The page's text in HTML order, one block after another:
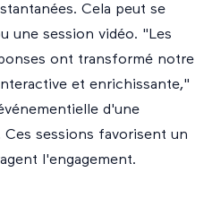
Cela peut se
une session vidéo. "Les
ont transformé notre
et enrichissante,"
d'une
sessions favorisent un
l'engagement.